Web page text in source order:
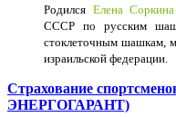
Родился Елена Соркина
СССР по русским
стоклеточным шашкам,
израильской федерации.
Страхование
ЭНЕРГОГАРАНТ)